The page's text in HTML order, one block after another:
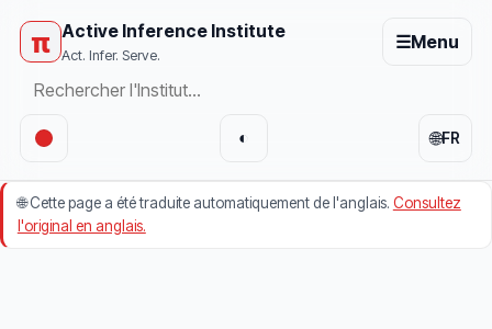
π Active Inference Institute
Act. Infer. Serve.
☰Menu
🌐FR
◐
🌐Cette page a été traduite automatiquement de l'anglais. Consultez
l'original en anglais.